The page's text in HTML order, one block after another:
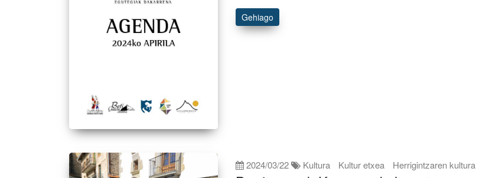
Gehiago
2024/03/22 Kultura Kultur etxea Herrigintzaren kultura